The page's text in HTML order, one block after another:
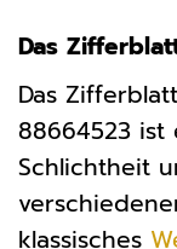
Das
Das
88664523
Schlichtheit
klassisches